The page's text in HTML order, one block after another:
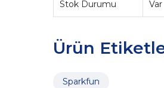
Stok Durumu Var
Ürün
Sparkfun